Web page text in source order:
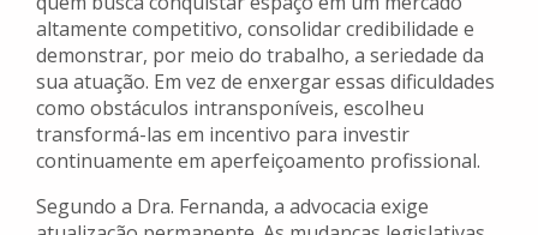
altamente competitivo, consolidar credibilidade e
demonstrar, por meio do trabalho, a seriedade da
sua atuação. Em vez de enxergar essas dificuldades
como obstáculos intransponíveis, escolheu
transformá-las em incentivo para investir
continuamente em aperfeiçoamento profissional.
Segundo a Dra. Fernanda, a advocacia exige